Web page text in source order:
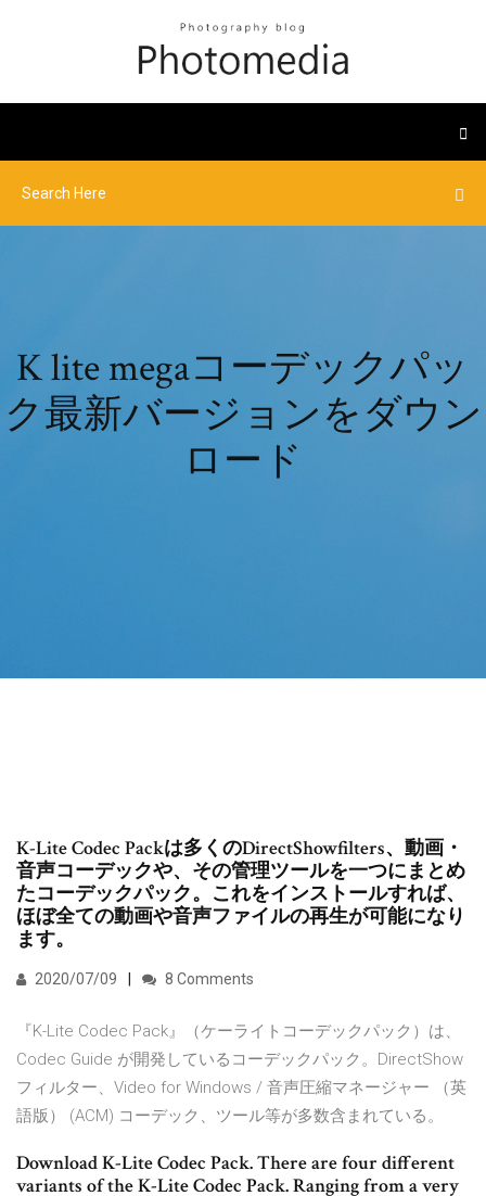
K lite megaコーデックパッ
ク最新バージョンをダウン
ロード
K-Lite Codec Packは多くのDirectShowfilters、動画・
音声コーデックや、その管理ツールを一つにまとめ
たコーデックパック。これをインストールすれば、
ほぼ全ての動画や音声ファイルの再生が可能になり
ます。
2020/07/09 8 Comments
『K-Lite Codec Pack』（ケーライトコーデックパック）は、
Codec Guide が開発しているコーデックパック。DirectShow
フィルター、Video for Windows / 音声圧縮マネージャー （英
語版） (ACM) コーデック、ツール等が多数含まれている。
Download K-Lite Codec Pack. There are four different
variants of the K-Lite Codec Pack. Ranging from a very